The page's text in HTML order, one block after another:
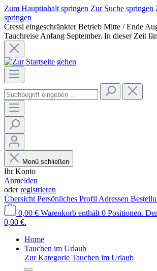
Zum Hauptinhalt springen Zur Suche springen
springen
Cressi eingeschränkter Betrieb Mitte / Ende
Tauchreise Anfang September. In dieser Zeit
Menü schließen
Ihr Konto
Anmelden
oderregistrieren
Übersicht Persönliches Profil Adressen
0,00 € Warenkorb enthält 0 Positionen.
0,00 €.
Home
Tauchen im Urlaub
Zur Kategorie Tauchen im Urlaub